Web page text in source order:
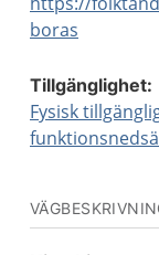
boras
Tillgänglighet:
Fysisk